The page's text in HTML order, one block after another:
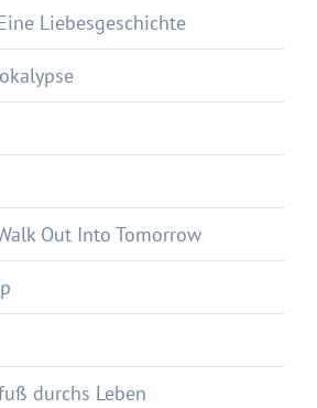
Liebesgeschichte
Out Into Tomorrow
durchs Leben